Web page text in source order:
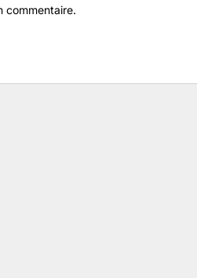
commentaire.